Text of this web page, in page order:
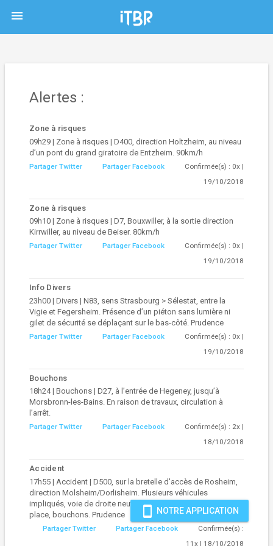
menu
Alertes :
Zone à risques
09h29 | Zone à risques | D400, direction Holtzheim, au niveau
d’un pont du grand giratoire de Entzheim. 90km/h
Partager Twitter Partager Facebook
Confirmée(s) : 0x |
19/10/2018
Zone à risques
09h10 | Zone à risques | D7, Bouxwiller, à la sortie direction
Kirrwiller, au niveau de Beiser. 80km/h
Partager Twitter Partager Facebook
Confirmée(s) : 0x |
19/10/2018
Info Divers
23h00 | Divers | N83, sens Strasbourg > Sélestat, entre la
Vigie et Fegersheim. Présence d’un piéton sans lumière ni
gilet de sécurité se déplaçant sur le bas-côté. Prudence
Partager Twitter Partager Facebook
Confirmée(s) : 0x |
19/10/2018
Bouchons
18h24 | Bouchons | D27, à l’entrée de Hegeney, jusqu’à
Morsbronn-les-Bains. En raison de travaux, circulation à
l’arrêt.
Partager Twitter Partager Facebook
Confirmée(s) : 2x |
18/10/2018
Accident
17h55 | Accident | D500, sur la bretelle d'accès de Rosheim,
direction Molsheim/Dorlisheim. Plusieurs véhicules
impliqués, voie de droite neutralisée. Pas de secours sur
place, bouchons. Prudence
Partager Twitter Partager Facebook
Confirmée(s) :
11x | 18/10/2018
smartphone NOTRE APPLICATION